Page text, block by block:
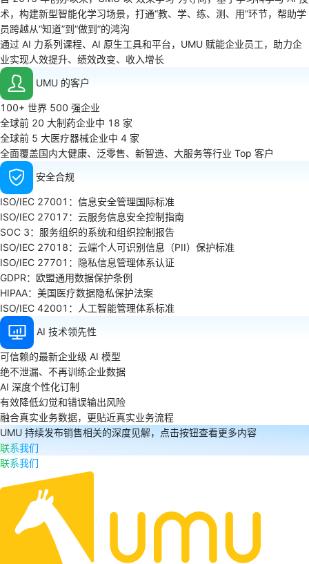
术，构建新型智能化学习场景，打通“教、学、练、测、用”环节，帮助学
员跨越从“知道”到“做到”的鸿沟
通过 AI 力系列课程、AI 原生工具和平台，UMU 赋能企业员工，助力企
业实现人效提升、绩效改变、收入增长
UMU 的客户
100+ 世界 500 强企业
全球前 20 大制药企业中 18 家
全球前 5 大医疗器械企业中 4 家
全面覆盖国内大健康、泛零售、新智造、大服务等行业 Top 客户
安全合规
ISO/IEC 27001：信息安全管理国际标准
ISO/IEC 27017：云服务信息安全控制指南
SOC 3：服务组织的系统和组织控制报告
ISO/IEC 27018：云端个人可识别信息（PII）保护标准
ISO/IEC 27701：隐私信息管理体系认证
GDPR：欧盟通用数据保护条例
HIPAA：美国医疗数据隐私保护法案
ISO/IEC 42001：人工智能管理体系标准
AI 技术领先性
可信赖的最新企业级 AI 模型
绝不泄漏、不再训练企业数据
AI 深度个性化订制
有效降低幻觉和错误输出风险
融合真实业务数据，更贴近真实业务流程
UMU 持续发布销售相关的深度见解，点击按钮查看更多内容
联系我们
联系我们